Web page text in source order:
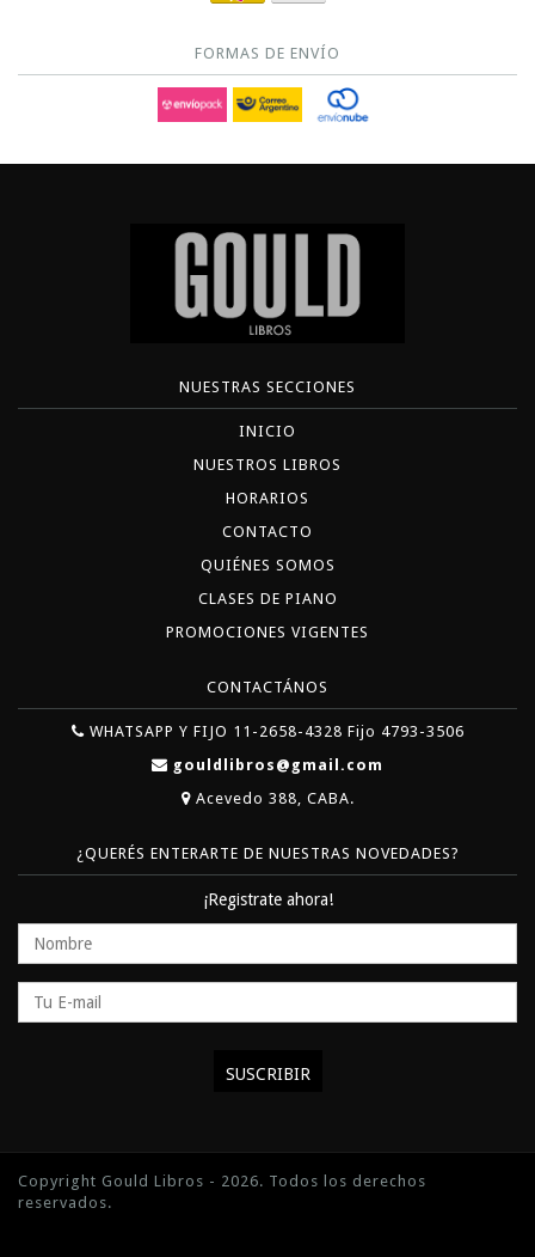
FORMAS DE ENVÍO
NUESTRAS SECCIONES
INICIO
NUESTROS LIBROS
HORARIOS
CONTACTO
QUIÉNES SOMOS
CLASES DE PIANO
PROMOCIONES VIGENTES
CONTACTÁNOS
WHATSAPP Y FIJO 11-2658-4328 Fijo 4793-3506
gouldlibros@gmail.com
Acevedo 388, CABA.
¿QUERÉS ENTERARTE DE NUESTRAS NOVEDADES?
¡Registrate ahora!
Copyright Gould Libros - 2026. Todos los derechos
reservados.